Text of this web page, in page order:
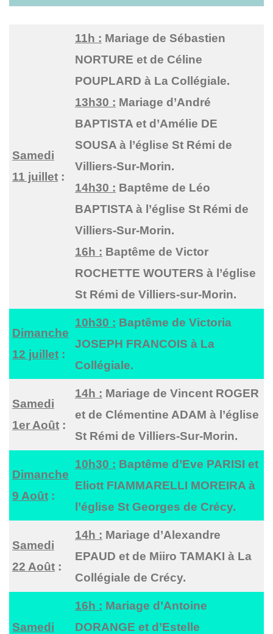
Samedi
11 juillet :
11h : Mariage de Sébastien
NORTURE et de Céline
POUPLARD à La Collégiale.
13h30 : Mariage d’André
BAPTISTA et d’Amélie DE
SOUSA à l’église St Rémi de
Villiers-Sur-Morin.
14h30 : Baptême de Léo
BAPTISTA à l’église St Rémi de
Villiers-Sur-Morin.
16h : Baptême de Victor
ROCHETTE WOUTERS à l’église
St Rémi de Villiers-sur-Morin.
Dimanche
12 juillet :
10h30 : Baptême de Victoria
JOSEPH FRANCOIS à La
Collégiale.
Samedi
1er Août :
14h : Mariage de Vincent ROGER
et de Clémentine ADAM à l’église
St Rémi de Villiers-Sur-Morin.
Dimanche
9 Août :
10h30 : Baptême d’Eve PARISI et
Eliott FIAMMARELLI MOREIRA à
l’église St Georges de Crécy.
Samedi
22 Août :
14h : Mariage d’Alexandre
EPAUD et de Miiro TAMAKI à La
Collégiale de Crécy.
Samedi
16h : Mariage d’Antoine
DORANGE et d’Estelle